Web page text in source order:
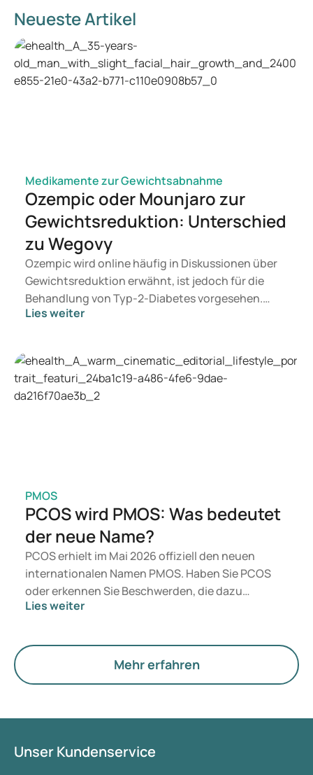
Neueste Artikel
Medikamente zur Gewichtsabnahme
Ozempic oder Mounjaro zur
Gewichtsreduktion: Unterschied
zu Wegovy
Ozempic wird online häufig in Diskussionen über
Gewichtsreduktion erwähnt, ist jedoch für die
Behandlung von Typ-2-Diabetes vorgesehen.
Suchen Sie eine Therapie zur Gewichtskontrolle,
geeignet ist, entscheidet ein Arzt auf Basis Ihrer
gesundheitlichen Verfassung, Ihres BMI und Ihrer
aktuellen Medikation.
Lies weiter
PMOS
PCOS wird PMOS: Was bedeutet
der neue Name?
PCOS erhielt im Mai 2026 offiziell den neuen
internationalen Namen PMOS. Haben Sie PCOS
oder erkennen Sie Beschwerden, die dazu
passen? Medizinisch ändert sich vorerst nichts.
Hormone, den Stoffwechsel und die Funktion der
Lies weiter
Mehr erfahren
Unser Kundenservice